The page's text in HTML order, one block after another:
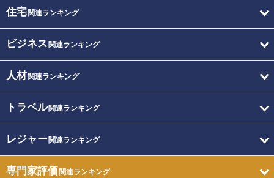
住宅関連ランキング
ビジネス 関連ランキング
人材関連ランキング
トラベル関連ランキング
レジャー関連ランキング
専門家評価関連ランキング